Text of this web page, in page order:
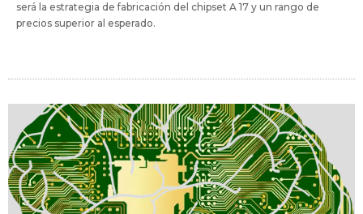
será la estrategia de fabricación del chipset A 17 y un rango de
precios superior al esperado.